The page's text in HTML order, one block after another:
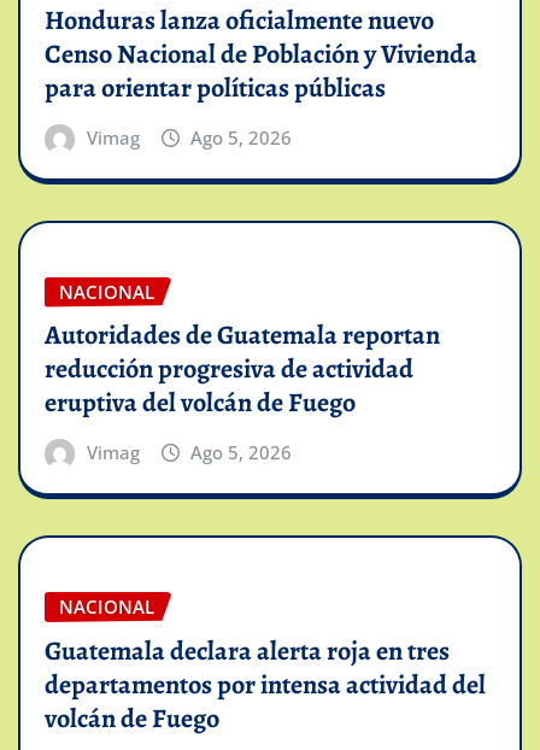
Honduras lanza oficialmente nuevo
Censo Nacional de Población y Vivienda
para orientar políticas públicas
Vimag Ago 5, 2026
NACIONAL
Autoridades de Guatemala reportan
reducción progresiva de actividad
eruptiva del volcán de Fuego
Vimag Ago 5, 2026
NACIONAL
Guatemala declara alerta roja en tres
departamentos por intensa actividad del
volcán de Fuego